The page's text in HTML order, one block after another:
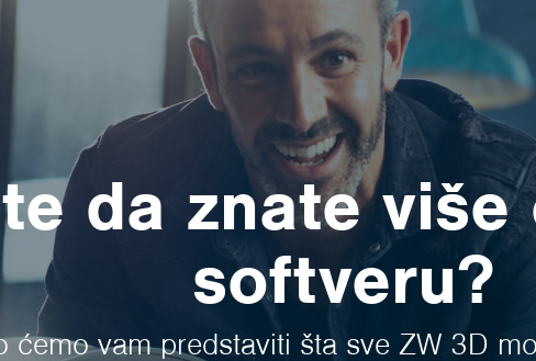
da znate više
softveru?
ćemo vam predstaviti šta sve ZW 3D